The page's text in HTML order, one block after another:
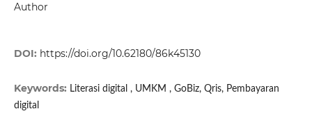
Author
DOI: https://doi.org/10.62180/86k45130
Keywords: Literasi digital , UMKM , GoBiz, Qris, Pembayaran
digital